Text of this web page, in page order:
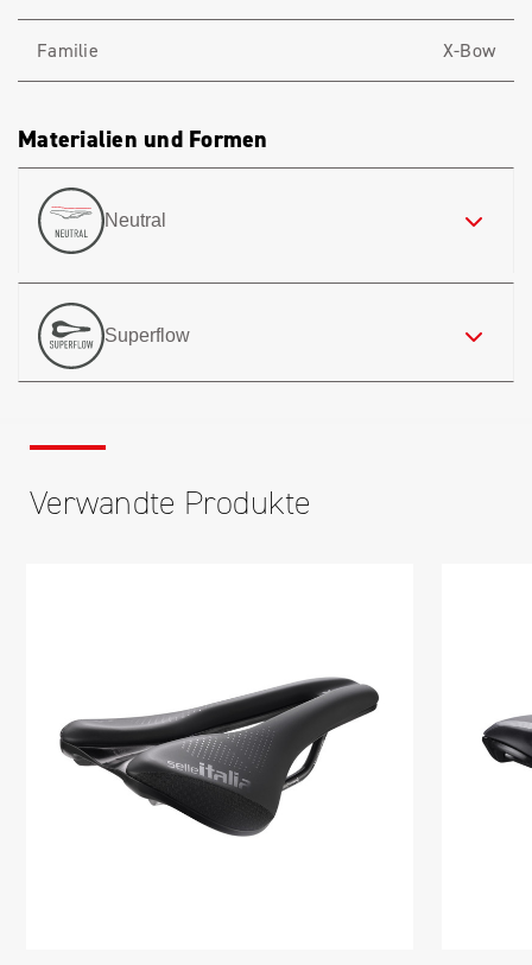
Familie X-Bow
Materialien und Formen
Neutral
Superflow
Verwandte Produkte